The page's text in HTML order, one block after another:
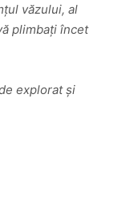
văzului, al
plimbați încet
explorat și